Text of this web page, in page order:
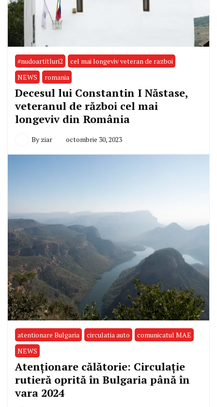
#nudoartitluri2
cel mai longeviv veteran de razboi
NEWS
romania
Decesul lui Constantin I Năstase,
veteranul de război cel mai
longeviv din România
By ziar octombrie 30, 2023
atentionare Bulgaria circulatia auto
comunicatul MAE
NEWS
Atenționare călătorie: Circulație
rutieră oprită în Bulgaria până în
vara 2024